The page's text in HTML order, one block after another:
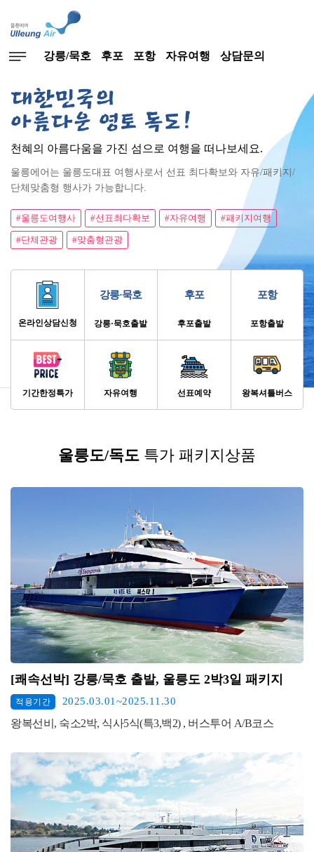
강릉/묵호 후포 포항 자유여행 상담문의
대한민국의
아름다운 영토 독도!
천혜의 아름다움을 가진 섬으로 여행을 떠나보세요.
울릉에어는 울릉도대표 여행사로서 선표 최다확보와 자유/패키지/
단체맞춤형 행사가 가능합니다.
#울릉도여행사 #선표최다확보 #자유여행 #패키지여행
#단체관광 #맞춤형관광
온라인상담신청
강릉·묵호
강릉·묵호출발
후포
후포출발
포항
포항출발
기간한정특가 자유여행 선표예약 왕복셔틀버스
울릉도/독도 특가 패키지상품
[쾌속선박] 강릉/묵호 출발, 울릉도 2박3일 패키지
적용기간 2025.03.01~2025.11.30
왕복선비, 숙소2박, 식사5식(특3,백2) , 버스투어 A/B코스